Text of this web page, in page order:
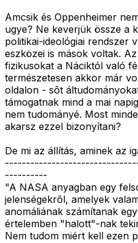
Amcsik és Oppenheimer
ugye? Ne keverjük össze a
politikai-ideológiai rendszer
eszközei is mások voltak.
fizikusokat a Náciktól való
természetesen akkor már
oldalon - sõt
támogatnak mind a mai
nem tudományé. Most
akarsz ezzel bizonyítani?
De mi az állítás, aminek az
----------
"A NASA anyagban egy
jelenségekrõl, amelyek
anomáliának számítanak
értelemben "halott"-nak
Nem tudom miért kell ezen